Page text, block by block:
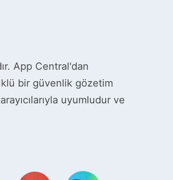
App Central'dan
bir güvenlik gözetim
uyumludur ve